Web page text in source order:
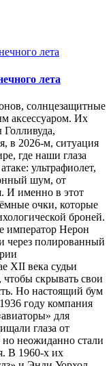
лета
солнцезащитные
аксессуаром. Их
в 2026-м, ситуация
где наши глаза
ультрафиолет,
шум, от
И именно в этот
очки, которые
броней.
император Нерон
через полированный
XII века судьи
скрывать свои
Но настоящий бум
году компания
для
глаза от
но неожиданно стали
В 1960-х их